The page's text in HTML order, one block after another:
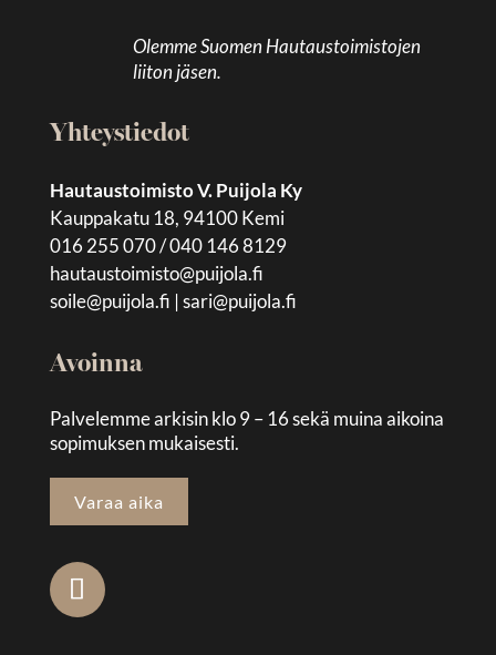
Olemme Suomen Hautaustoimistojen
liiton jäsen.
Yhteystiedot
Hautaustoimisto V. Puijola Ky
Kauppakatu 18, 94100 Kemi
016 255 070 / 040 146 8129
hautaustoimisto@puijola.fi
soile@puijola.fi |sari@puijola.fi
Avoinna
Palvelemme arkisin klo 9 – 16 sekä muina aikoina
sopimuksen mukaisesti.
Varaa aika